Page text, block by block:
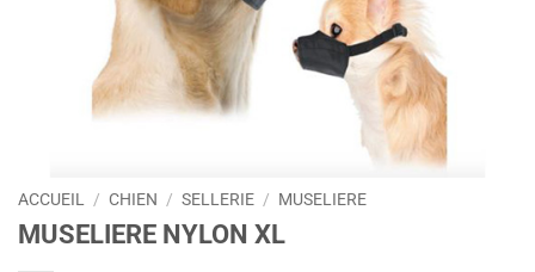
ACCUEIL / CHIEN / SELLERIE / MUSELIERE
MUSELIERE NYLON XL